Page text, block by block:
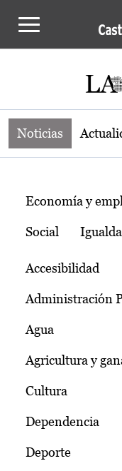
Noticias de
Noticias
Temas
Economía y
Social
Accesibilidad
Administración
Agua
Agricultura y
Cultura
Dependencia
Deporte